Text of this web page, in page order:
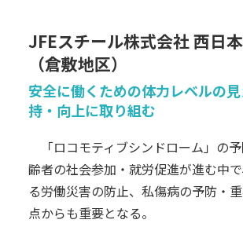
JFEスチール株式会社 西日
（倉敷地区）
安全に働くための体力レベルの
持・向上に取り組む
「ロコモティブシンドローム」の
齢者の社会参加・就労促進が進む中
る労働災害の防止、私傷病の予防・
点からも重要となる。